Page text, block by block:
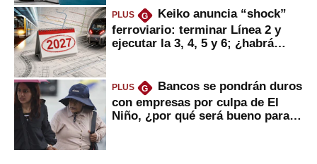
PLUS G
Keiko anuncia “shock”
ferroviario: terminar Línea 2 y
ejecutar la 3, 4, 5 y 6; ¿habrá
PLUS G
Bancos se pondrán duros
con empresas por culpa de El
Niño, ¿por qué será bueno para